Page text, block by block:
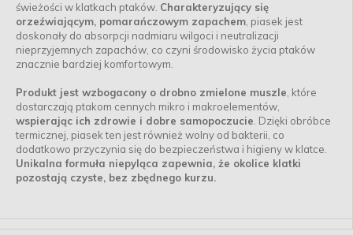
świeżości w klatkach ptaków. Charakteryzujący się
orzeźwiającym, pomarańczowym zapachem , piasek jest
doskonały do absorpcji nadmiaru wilgoci i neutralizacji
nieprzyjemnych zapachów, co czyni środowisko życia ptaków
znacznie bardziej komfortowym.
Produkt jest wzbogacony o drobno zmielone muszle , które
dostarczają ptakom cennych mikro i makroelementów,
wspierając ich zdrowie i dobre samopoczucie . Dzięki obróbce
termicznej, piasek ten jest również wolny od bakterii, co
dodatkowo przyczynia się do bezpieczeństwa i higieny w klatce.
Unikalna formuła niepyląca zapewnia, że okolice klatki
pozostają czyste, bez zbędnego kurzu.